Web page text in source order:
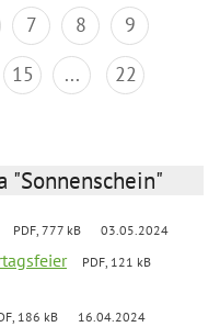
7 8
9
15 ... 22
"Sonnenschein"
PDF, 777 kB 03.05.2024
PDF, 121 kB
186 kB 16.04.2024